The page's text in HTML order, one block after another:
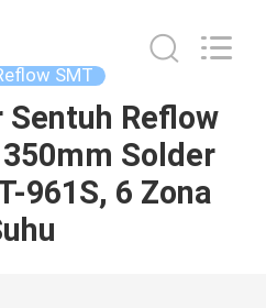
SMT
Sentuh Reflow
Solder
961S, 6 Zona